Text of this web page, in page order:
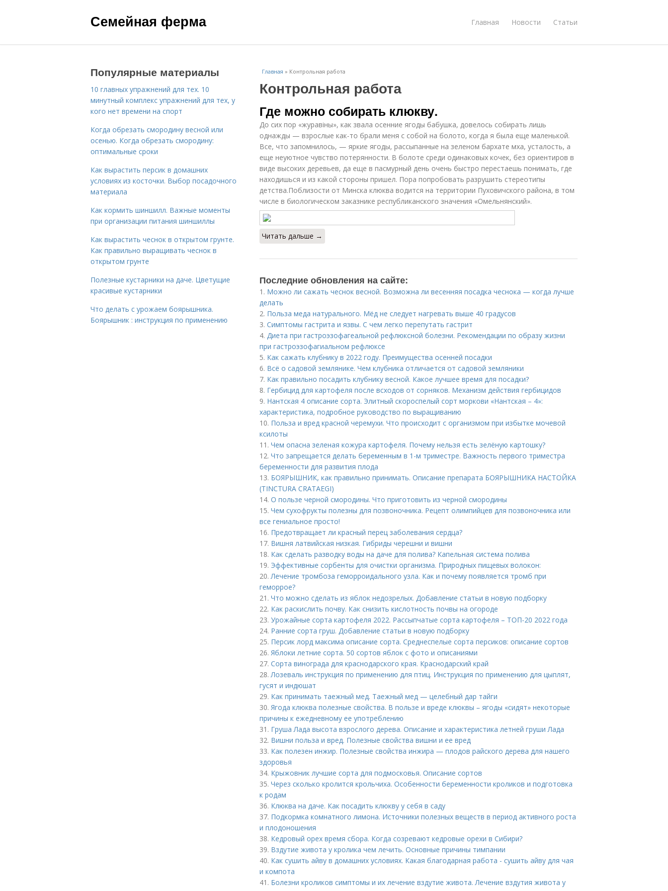
Семейная ферма Главная Новости Статьи
Главная » Контрольная работа
Контрольная работа
Где можно собирать клюкву.
До сих пор «журавіны», как звала осенние ягоды бабушка, довелось собирать лишь
однажды — взрослые как-то брали меня с собой на болото, когда я была еще маленькой.
Все, что запомнилось, — яркие ягоды, рассыпанные на зеленом бархате мха, усталость, а
еще неуютное чувство потерянности. В болоте среди одинаковых кочек, без ориентиров в
виде высоких деревьев, да еще в пасмурный день очень быстро перестаешь понимать, где
находишься и из какой стороны пришел. Пора попробовать разрушить стереотипы
детства.Поблизости от Минска клюква водится на территории Пуховичского района, в том
числе в биологическом заказнике республиканского значения «Омельнянский».
Читать дальше →
Последние обновления на сайте:
1. Можно ли сажать чеснок весной. Возможна ли весенняя посадка чеснока — когда лучше
делать
2. Польза меда натурального. Мёд не следует нагревать выше 40 градусов
3. Симптомы гастрита и язвы. С чем легко перепутать гастрит
4. Диета при гастроэзофагеальной рефлюксной болезни. Рекомендации по образу жизни
при гастроэзофагиальном рефлюксе
5. Как сажать клубнику в 2022 году. Преимущества осенней посадки
6. Всё о садовой землянике. Чем клубника отличается от садовой земляники
7. Как правильно посадить клубнику весной. Какое лучшее время для посадки?
8. Гербицид для картофеля после всходов от сорняков. Механизм действия гербицидов
9. Нантская 4 описание сорта. Элитный скороспелый сорт моркови «Нантская – 4»:
характеристика, подробное руководство по выращиванию
10. Польза и вред красной черемухи. Что происходит с организмом при избытке мочевой
ксилоты
11. Чем опасна зеленая кожура картофеля. Почему нельзя есть зелёную картошку?
12. Что запрещается делать беременным в 1-м триместре. Важность первого триместра
беременности для развития плода
13. БОЯРЫШНИК, как правильно принимать. Описание препарата БОЯРЫШНИКА НАСТОЙКА
(TINCTURA CRATAEGI)
14. О пользе черной смородины. Что приготовить из черной смородины
15. Чем сухофрукты полезны для позвоночника. Рецепт олимпийцев для позвоночника или
все гениальное просто!
16. Предотвращает ли красный перец заболевания сердца?
17. Вишня латвийская низкая. Гибриды черешни и вишни
18. Как сделать разводку воды на даче для полива? Капельная система полива
19. Эффективные сорбенты для очистки организма. Природных пищевых волокон:
20.Лечение тромбоза геморроидального узла. Как и почему появляется тромб при
геморрое?
21. Что можно сделать из яблок недозрелых. Добавление статьи в новую подборку
22. Как раскислить почву. Как снизить кислотность почвы на огороде
23. Урожайные сорта картофеля 2022. Рассыпчатые сорта картофеля – ТОП-20 2022 года
24. Ранние сорта груш. Добавление статьи в новую подборку
25. Персик лорд максима описание сорта. Среднеспелые сорта персиков: описание сортов
26. Яблоки летние сорта. 50 сортов яблок с фото и описаниями
27. Сорта винограда для краснодарского края. Краснодарский край
28.Лозеваль инструкция по применению для птиц. Инструкция по применению для цыплят,
гусят и индюшат
29. Как принимать таежный мед. Таежный мед — целебный дар тайги
30. Ягода клюква полезные свойства. В пользе и вреде клюквы – ягоды «сидят» некоторые
причины к ежедневному ее употреблению
31. Груша Лада высота взрослого дерева. Описание и характеристика летней груши Лада
32. Вишни польза и вред. Полезные свойства вишни и ее вред
33. Как полезен инжир. Полезные свойства инжира — плодов райского дерева для нашего
здоровья
34. Крыжовник лучшие сорта для подмосковья. Описание сортов
35. Через сколько кролится крольчиха. Особенности беременности кроликов и подготовка
к родам
36. Клюква на даче. Как посадить клюкву у себя в саду
37. Подкормка комнатного лимона. Источники полезных веществ в период активного роста
и плодоношения
38. Кедровый орех время сбора. Когда созревают кедровые орехи в Сибири?
39. Вздутие живота у кролика чем лечить. Основные причины тимпании
40. Как сушить айву в домашних условиях. Какая благодарная работа - сушить айву для чая
и компота
41. Болезни кроликов симптомы и их лечение вздутие живота. Лечение вздутия живота у
Популярные материалы
10 главных упражнений для тех. 10
минутный комплекс упражнений для тех, у
кого нет времени на спорт
Когда обрезать смородину весной или
осенью. Когда обрезать смородину:
оптимальные сроки
Как вырастить персик в домашних
условиях из косточки. Выбор посадочного
материала
Как кормить шиншилл. Важные моменты
при организации питания шиншиллы
Как вырастить чеснок в открытом грунте.
Как правильно выращивать чеснок в
открытом грунте
Полезные кустарники на даче. Цветущие
красивые кустарники
Что делать с урожаем боярышника.
Боярышник : инструкция по применению